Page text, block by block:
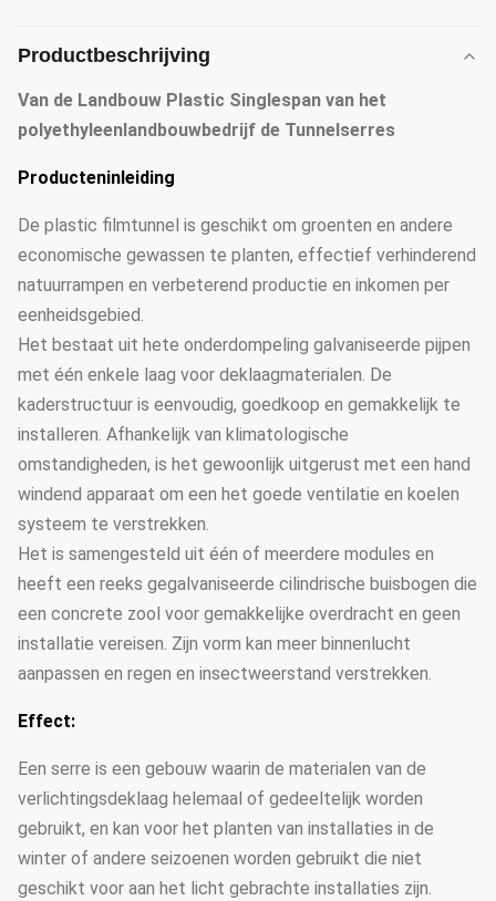
Productbeschrijving
Van de Landbouw Plastic Singlespan van het
polyethyleenlandbouwbedrijf de Tunnelserres
Producteninleiding
De plastic filmtunnel is geschikt om groenten en andere
economische gewassen te planten, effectief verhinderend
natuurrampen en verbeterend productie en inkomen per
eenheidsgebied.
Het bestaat uit hete onderdompeling galvaniseerde pijpen
met één enkele laag voor deklaagmaterialen. De
kaderstructuur is eenvoudig, goedkoop en gemakkelijk te
installeren. Afhankelijk van klimatologische
omstandigheden, is het gewoonlijk uitgerust met een hand
windend apparaat om een het goede ventilatie en koelen
systeem te verstrekken.
Het is samengesteld uit één of meerdere modules en
heeft een reeks gegalvaniseerde cilindrische buisbogen die
een concrete zool voor gemakkelijke overdracht en geen
installatie vereisen. Zijn vorm kan meer binnenlucht
aanpassen en regen en insectweerstand verstrekken.
Effect:
Een serre is een gebouw waarin de materialen van de
verlichtingsdeklaag helemaal of gedeeltelijk worden
gebruikt, en kan voor het planten van installaties in de
winter of andere seizoenen worden gebruikt die niet
geschikt voor aan het licht gebrachte installaties zijn.